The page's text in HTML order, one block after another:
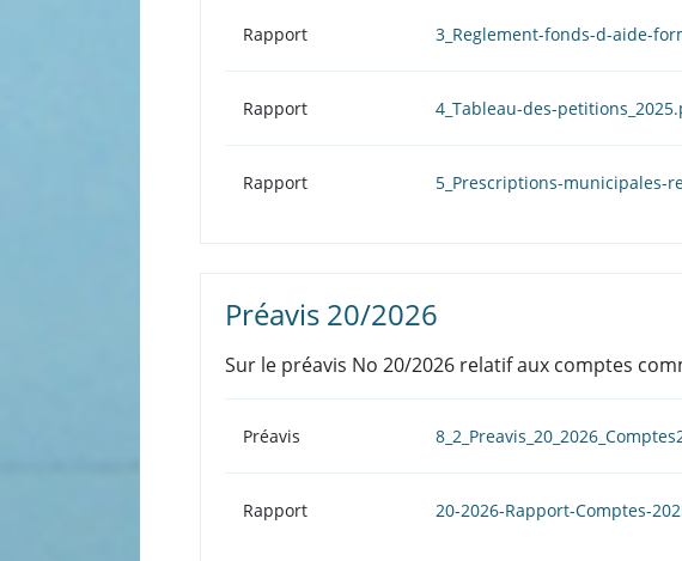
Rapport 3_Reglement-fonds-d-aide-
Rapport 4_Tableau-des-
Rapport 5_Prescriptions-municipales-
Préavis 20/2026
Sur le préavis No 20/2026 relatif aux comptes
Préavis
Rapport 20-2026-Rapport-Comptes-